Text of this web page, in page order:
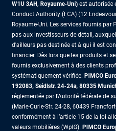
W1U 3AH, Royaume-Uni) est autorisée
Conduct Authority (FCA) (12
Royaume-Uni. Les services fournis par
pas aux investisseurs de détail,
d'ailleurs pas destinée et à qui il est
financier. Dès lors que les produits et
fournis exclusivement à des clients
systématiquement vérifiée. PIMCO
192083, Seidlstr. 24-24a, 80335
réglementée par l'Autorité fédérale de
(Marie-Curie-Str. 24-28, 60439
conformément à l’article 15 de la loi
valeurs mobilières (WpIG). PIMCO